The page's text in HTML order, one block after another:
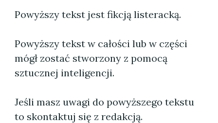
Powyższy tekst jest fikcją listeracką.
Powyższy tekst w całości lub w części
mógł zostać stworzony z pomocą
sztucznej inteligencji.
Jeśli masz uwagi do powyższego tekstu
to skontaktuj się z redakcją.